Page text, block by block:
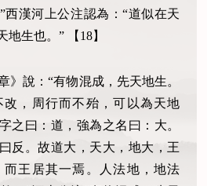
西漢河上公注認為：“道似在天
地生也。”
【 18】
》說：“有物混成，先天地生。
，周行而不殆，可以為天地
之曰：道，強為之名曰：大。
反。故道大，天大，地大，王
王居其一焉。人法地，地法